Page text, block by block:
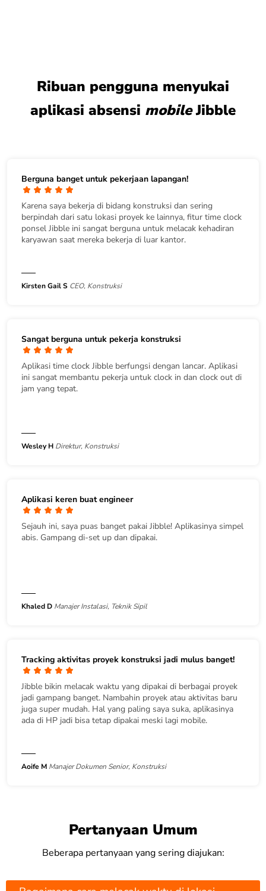
Ribuan pengguna menyukai
aplikasi absensi mobileJibble
Berguna banget untuk pekerjaan lapangan!
Karena saya bekerja di bidang konstruksi dan sering
berpindah dari satu lokasi proyek ke lainnya, fitur time clock
ponsel Jibble ini sangat berguna untuk melacak kehadiran
karyawan saat mereka bekerja di luar kantor.
Kirsten Gail S CEO, Konstruksi
Sangat berguna untuk pekerja konstruksi
Aplikasi time clock Jibble berfungsi dengan lancar. Aplikasi
ini sangat membantu pekerja untuk clock in dan clock out di
jam yang tepat.
Wesley H Direktur, Konstruksi
Aplikasi keren buat engineer
Sejauh ini, saya puas banget pakai Jibble! Aplikasinya simpel
abis. Gampang di-set up dan dipakai.
Khaled D Manajer Instalasi, Teknik Sipil
Tracking aktivitas proyek konstruksi jadi mulus banget!
Jibble bikin melacak waktu yang dipakai di berbagai proyek
jadi gampang banget. Nambahin proyek atau aktivitas baru
juga super mudah. Hal yang paling saya suka, aplikasinya
ada di HP jadi bisa tetap dipakai meski lagi mobile.
Aoife M Manajer Dokumen Senior, Konstruksi
Pertanyaan Umum
Beberapa pertanyaan yang sering diajukan: